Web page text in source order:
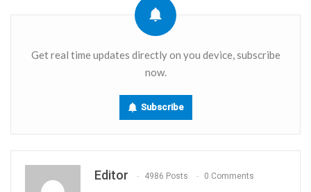
Get real time updates directly on you device, subscribe
now.
Subscribe
Editor 4986 Posts 0 Comments